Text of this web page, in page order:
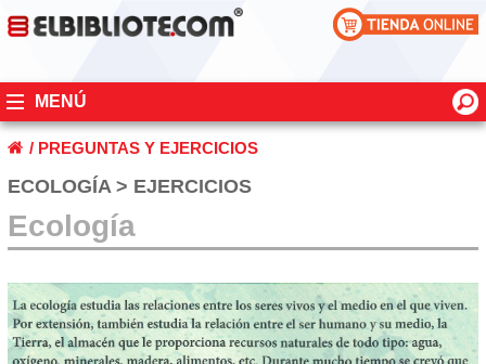
MENÚ
/ PREGUNTAS Y EJERCICIOS
ECOLOGÍA > EJERCICIOS
Ecología